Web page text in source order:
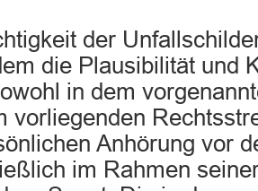
der
die Plausibilität und
in dem
vorliegenden
Anhörung vor
im Rahmen